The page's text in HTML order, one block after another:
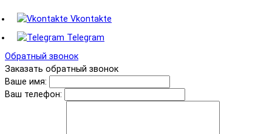
Vkontakte
Telegram
Обратный звонок
Заказать обратный звонок
Ваше имя:
Ваш телефон: